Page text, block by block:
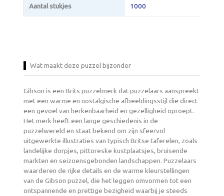
Aantal stukjes 1000
Wat maakt deze puzzel bijzonder
Gibson is een Brits puzzelmerk dat puzzelaars aanspreekt
met een warme en nostalgische afbeeldingsstijl die direct
een gevoel van herkenbaarheid en gezelligheid oproept.
Het merk heeft een lange geschiedenis in de
puzzelwereld en staat bekend om zijn sfeervol
uitgewerkte illustraties van typisch Britse taferelen, zoals
landelijke dorpjes, pittoreske kustplaatsjes, bruisende
markten en seizoensgebonden landschappen. Puzzelaars
waarderen de rijke details en de warme kleurstellingen
van de Gibson puzzel, die het leggen omvormen tot een
ontspannende en prettige bezigheid waarbij je steeds